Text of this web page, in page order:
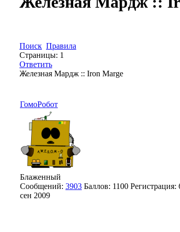
Поиск Правила
Страницы: 1
Ответить
Железная Мардж :: Iron Marge
ГомоРобот
Блаженный
Сообщений: 3903 Баллов: 1100 Регистрация:
сен 2009